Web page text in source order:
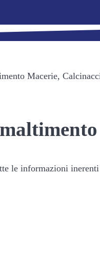
Macerie,